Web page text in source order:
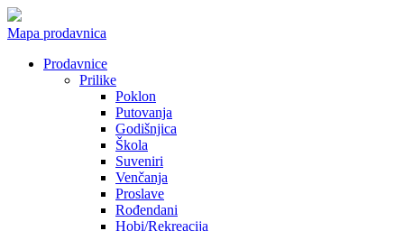
Mapa prodavnica
Prodavnice
Prilike
Poklon
Putovanja
Godišnjica
Škola
Suveniri
Venčanja
Proslave
Rođendani
Hobi/Rekreacija